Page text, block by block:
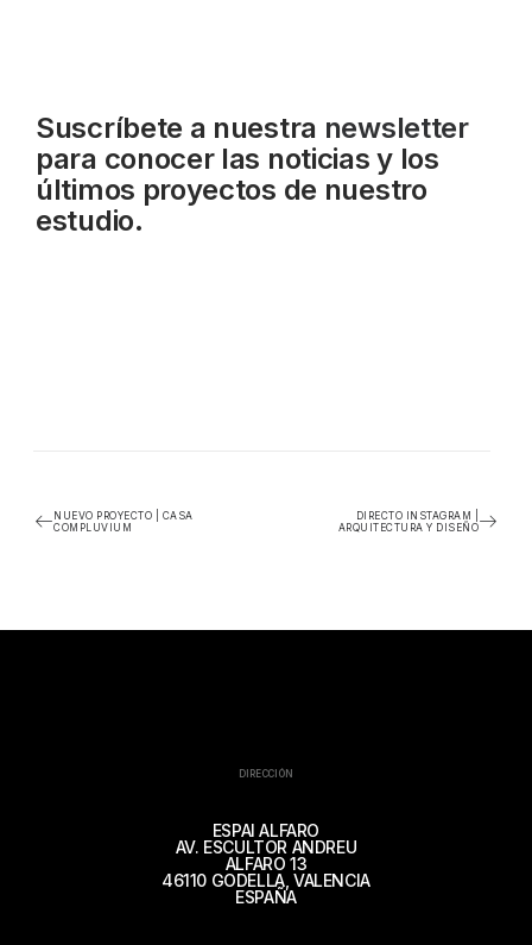
Suscríbete a nuestra newsletter
para conocer las noticias y los
últimos proyectos de nuestro
estudio.
NUEVO PROYECTO | CASA
COMPLUVIUM
DIRECTO INSTAGRAM |
ARQUITECTURA Y DISEÑO
DIRECCIÓN
ESPAI ALFARO
AV. ESCULTOR ANDREU
ALFARO 13
46110 GODELLA, VALENCIA
ESPAÑA